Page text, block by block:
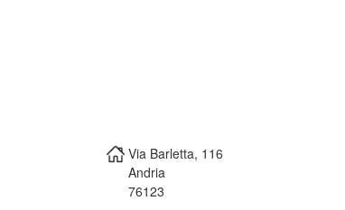
Via Barletta, 116
Andria
76123